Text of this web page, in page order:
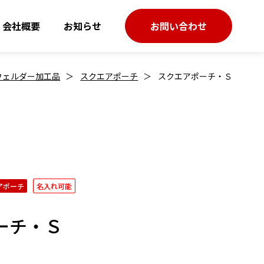
会社概要 お知らせ お問い合わせ
ェルダー加工品 スクエアポーチ スクエアポーチ・Ｓ
ポーチ 名入れ可能
チ・Ｓ